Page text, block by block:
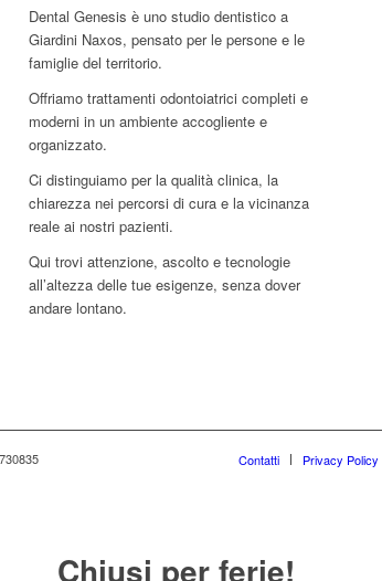
Dental Genesis è uno studio dentistico a
Giardini Naxos, pensato per le persone e le
famiglie del territorio.
Offriamo trattamenti odontoiatrici completi e
moderni in un ambiente accogliente e
organizzato.
Ci distinguiamo per la qualità clinica, la
chiarezza nei percorsi di cura e la vicinanza
reale ai nostri pazienti.
Qui trovi attenzione, ascolto e tecnologie
all’altezza delle tue esigenze, senza dover
andare lontano.
Contatti Privacy Policy
Chiusi per ferie!